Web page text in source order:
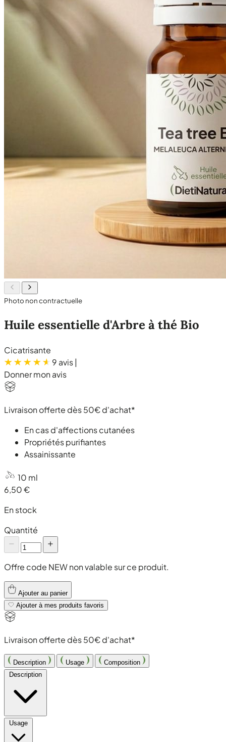
Photo non contractuelle
Huile essentielle d'Arbre à thé Bio
Cicatrisante
9 avis|
Donner mon avis
Livraison offerte dès 50€ d'achat*
En cas d'affections cutanées
Propriétés purifiantes
Assainissante
10 ml
6,50 €
En stock
Quantité
Offre code NEW non valable sur ce produit.
Ajouter au panier
Ajouter à mes produits favoris
Livraison offerte dès 50€ d'achat*
Description Usage
Composition
Description
Usage